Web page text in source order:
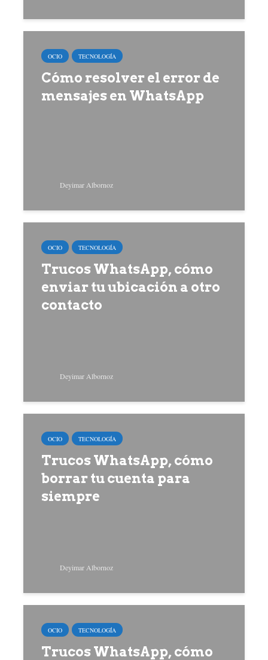
OCIO TECNOLOGÍA
Cómo resolver el error de
mensajes en WhatsApp
Deyimar Albornoz
OCIO TECNOLOGÍA
Trucos WhatsApp, cómo
enviar tu ubicación a otro
contacto
Deyimar Albornoz
OCIO TECNOLOGÍA
Trucos WhatsApp, cómo
borrar tu cuenta para
siempre
Deyimar Albornoz
OCIO TECNOLOGÍA
Trucos WhatsApp, cómo